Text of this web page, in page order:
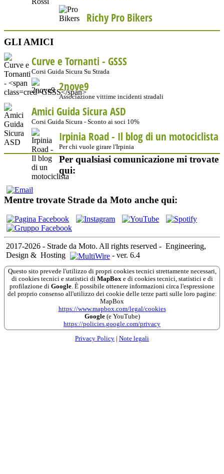
Richy Pro Bikers
GLI AMICI
Curve e Tornanti - GSSS
Corsi Guida Sicura Su Strada
2nove9
Associazione vittime incidenti stradali
Amici Guida Sicura ASD
Corsi Guida Sicura - Sconto ai soci 10%
Irpinia Road - Il blog di un motociclista
Per chi vuole girare l'Irpinia
Per qualsiasi comunicazione mi trovate
qui:
Mentre trovate Strade da Moto anche qui:
2017-2026 - Strade da Moto. All rights reserved - Engineering,
Design & Hosting - ver. 6.4
Questo sito prevede l'utilizzo di propri cookies tecnici strettamente necessari,
di cookies tecnici e statistici di MapBox e di cookies tecnici, statistici e di
profilazione di Google . È possibile ottenere informazioni circa l'espressione
del proprio consenso all'utilizzo dei cookie delle terze parti sulle loro pagine:
MapBox
https://www.mapbox.com/legal/cookies
Google(e YouTube)
https://policies.google.com/privacy
Privacy Policy | Note legali